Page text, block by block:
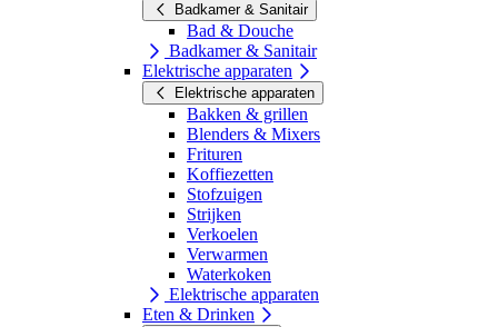
Badkamer & Sanitair
Bad & Douche
Badkamer & Sanitair
Elektrische apparaten
Elektrische apparaten
Bakken & grillen
Blenders & Mixers
Frituren
Koffiezetten
Stofzuigen
Strijken
Verkoelen
Verwarmen
Waterkoken
Elektrische apparaten
Eten & Drinken